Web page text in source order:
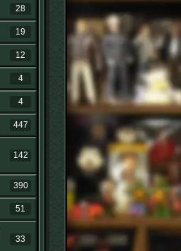
28
19
12
4
4
447
142
390
51
33